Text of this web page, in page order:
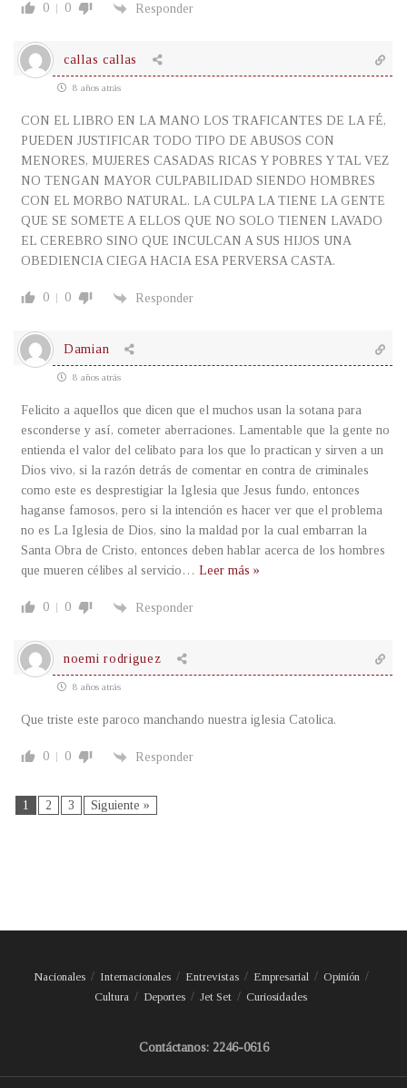
0 0 Responder
callas callas
8 años atrás
CON EL LIBRO EN LA MANO LOS TRAFICANTES DE LA FÉ,
PUEDEN JUSTIFICAR TODO TIPO DE ABUSOS CON
MENORES, MUJERES CASADAS RICAS Y POBRES Y TAL VEZ
NO TENGAN MAYOR CULPABILIDAD SIENDO HOMBRES
CON EL MORBO NATURAL. LA CULPA LA TIENE LA GENTE
QUE SE SOMETE A ELLOS QUE NO SOLO TIENEN LAVADO
EL CEREBRO SINO QUE INCULCAN A SUS HIJOS UNA
OBEDIENCIA CIEGA HACIA ESA PERVERSA CASTA.
0 0 Responder
Damian
8 años atrás
Felicito a aquellos que dicen que el muchos usan la sotana para
esconderse y así, cometer aberraciones. Lamentable que la gente no
entienda el valor del celibato para los que lo practican y sirven a un
Dios vivo, si la razón detrás de comentar en contra de criminales
como este es desprestigiar la Iglesia que Jesus fundo, entonces
haganse famosos, pero si la intención es hacer ver que el problema
no es La Iglesia de Dios, sino la maldad por la cual embarran la
Santa Obra de Cristo, entonces deben hablar acerca de los hombres
que mueren célibes al servicio … Leer más »
0 0 Responder
noemi rodriguez
8 años atrás
Que triste este paroco manchando nuestra iglesia Catolica.
0 0 Responder
1 2 3 Siguiente »
Nacionales Internacionales Entrevistas Empresarial
Opinión
Cultura
Deportes Jet Set Curiosidades
Contáctanos: 2246-0616